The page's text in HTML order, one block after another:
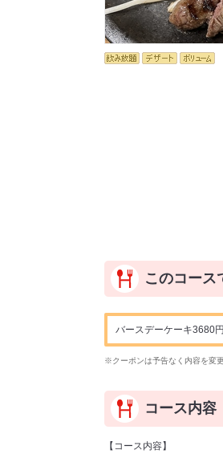
このコース
バースデーケーキ3680
※クーポンは予告なく内容を変
コース内容
【コース内容】